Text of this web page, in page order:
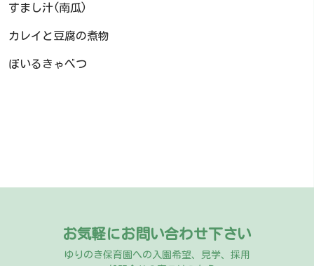
すまし汁(南瓜)
カレイと豆腐の煮物
ぼいるきゃべつ
お気軽にお問い合わせ下さい
ゆりのき保育園への入園希望、見学、採用